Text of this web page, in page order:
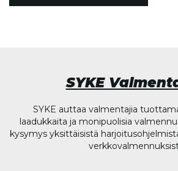
SYKE
SYKE auttaa valmentajia
laadukkaita ja monipuolisia
kysymys yksittäisistä